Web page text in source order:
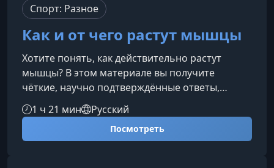
Спорт: Разное
Как и от чего растут мышцы
Хотите понять, как действительно растут
мышцы? В этом материале вы получите
чёткие, научно подтверждённые ответы,
основанные на актуальных мета-анализах и
исследованиях международного уровня. За 90
минут вы разберётесь, какие тренировки дают
1 ч 21 мин Русский
Посмотреть